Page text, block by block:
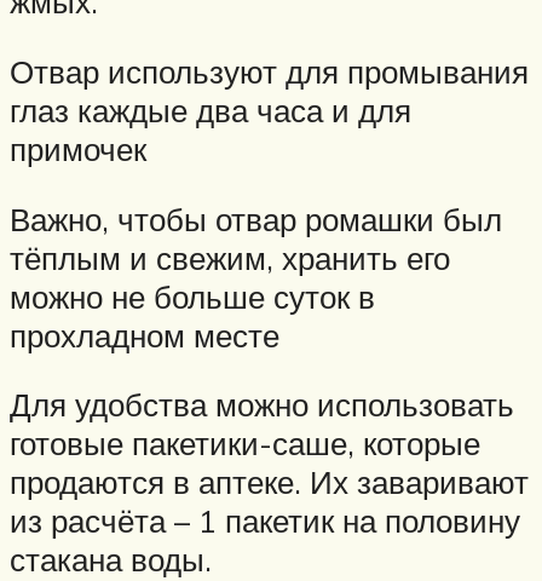
Отвар используют для промывания
глаз каждые два часа и для
примочек
Важно, чтобы отвар ромашки был
тёплым и свежим, хранить его
можно не больше суток в
прохладном месте
Для удобства можно использовать
готовые пакетики-саше, которые
продаются в аптеке. Их заваривают
из расчёта – 1 пакетик на половину
стакана воды.